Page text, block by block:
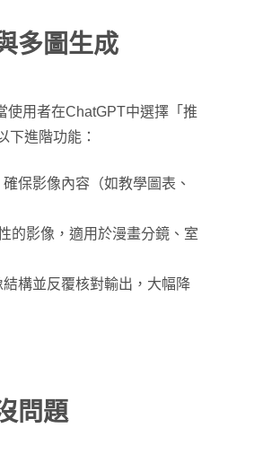
多圖生成
使用者在ChatGPT中選擇「推
下進階功能：
保影像內容（如教學圖表、
的影像，適用於漫畫分鏡、室
構並反覆核對輸出，大幅降
問題